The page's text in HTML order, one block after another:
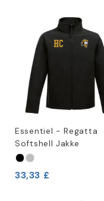
Essentiel - Regatta
Softshell Jakke
33,33 £